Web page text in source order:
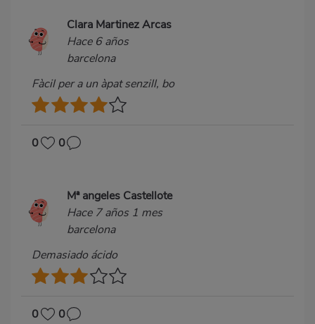
Clara Martinez Arcas
Hace 6 años
barcelona
Fàcil per a un àpat senzill, bo
0 0
Mª angeles Castellote
Hace 7 años 1 mes
barcelona
Demasiado ácido
0 0